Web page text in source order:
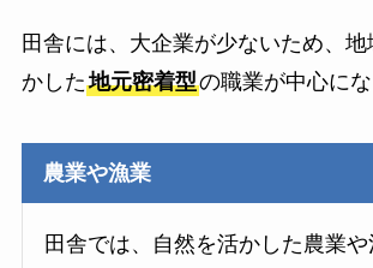
田舎には、大企業が少ないため、
かした地元密着型の職業が中心にな
農業や漁業
田舎では、自然を活かした農業